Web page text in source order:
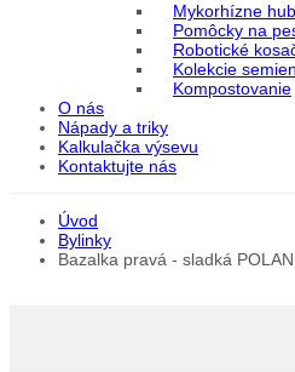
Mykorhízne
Pomôcky na
Robotické
Kolekcie semien
Kompostovanie
O nás
Nápady a triky
Kalkulačka výsevu
Kontaktujte nás
Úvod
Bylinky
Bazalka pravá - sladká POLAN